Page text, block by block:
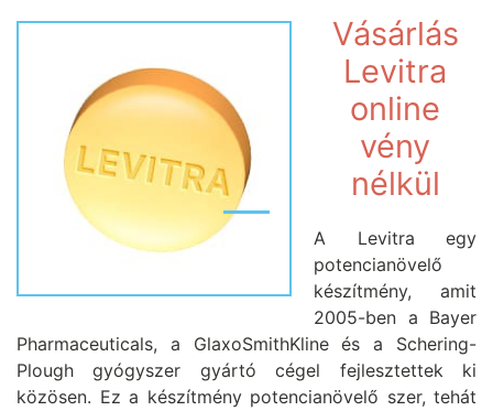
Vásárlás
Levitra
online
vény
nélkül
A Levitra egy
potencianövelő
készítmény, amit
2005-ben a Bayer
Pharmaceuticals, a GlaxoSmithKline és a Schering-
Plough gyógyszer gyártó cégel fejlesztettek ki
közösen. Ez a készítmény potencianövelő szer, tehát